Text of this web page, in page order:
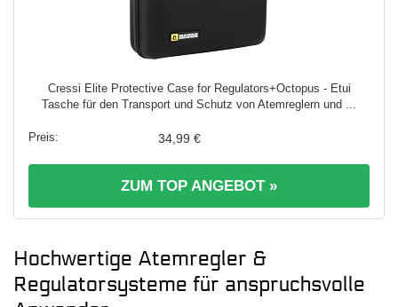
Cressi Elite Protective Case for Regulators+Octopus - Etui
Tasche für den Transport und Schutz von Atemreglern und ...
34,99 €
ZUM TOP ANGEBOT »
Hochwertige Atemregler &
Regulatorsysteme für anspruchsvolle